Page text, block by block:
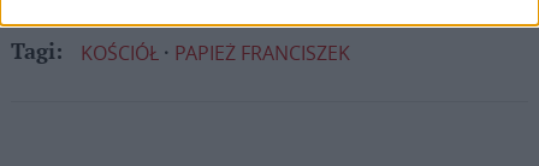
Tagi: KOŚCIÓŁ PAPIEŻ FRANCISZEK